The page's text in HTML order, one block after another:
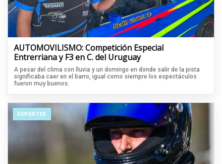
AUTOMOVILISMO: Competición Especial
Entrerriana y F3 en C. del Uruguay
A pesar del clima con lluvia y un domingo en donde salir de la pista
significaba caer en el barro, igual como siempre los espectáculos
fueron muy buenos.
DEPORTES